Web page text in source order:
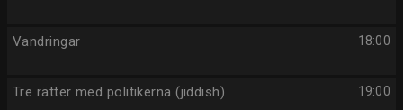
18:00
Vandringar
19:00
Tre rätter med politikerna (jiddish)